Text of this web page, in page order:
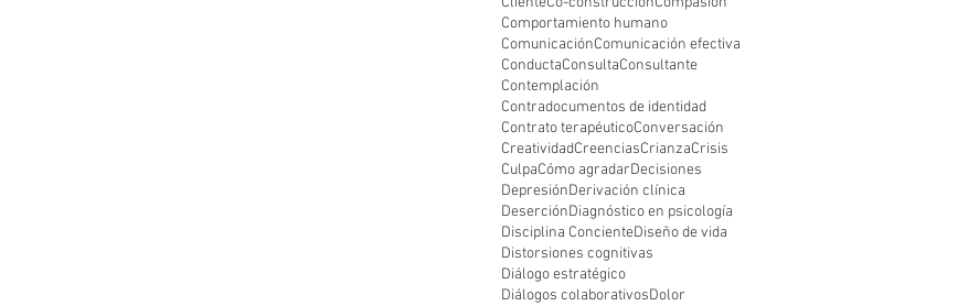
Comportamiento humano
ComunicaciónComunicación efectiva
ConductaConsultaConsultante
Contemplación
Contradocumentos de identidad
Contrato terapéuticoConversación
CreatividadCreenciasCrianzaCrisis
CulpaCómo agradarDecisiones
DepresiónDerivación clínica
DeserciónDiagnóstico en psicología
Disciplina ConcienteDiseño de vida
Distorsiones cognitivas
Diálogo estratégico
Diálogos colaborativosDolor